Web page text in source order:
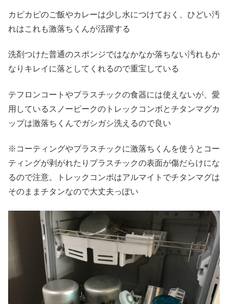
カピカピのご飯やカレーは少し水につけておく、ひどい汚
れはこれも激落ちくんが活躍する
洗剤つけた普通のスポンジではなかなか落ちない汚れもか
なりキレイに落としてくれるので重宝している
テフロンコートやプラスチックの食器には使えないが、愛
用しているスノーピークのトレックコンボとチタンマグカ
ップは激落ちくんでガシガシ洗えるので良い
※コーティングやプラスチックに激落ちくんを使うとコー
ティングが剥がれたりプラスチックの表面が傷だらけにな
るので注意。トレックコンボはアルマイトでチタンマグは
そのままチタンなので大丈夫っぽい